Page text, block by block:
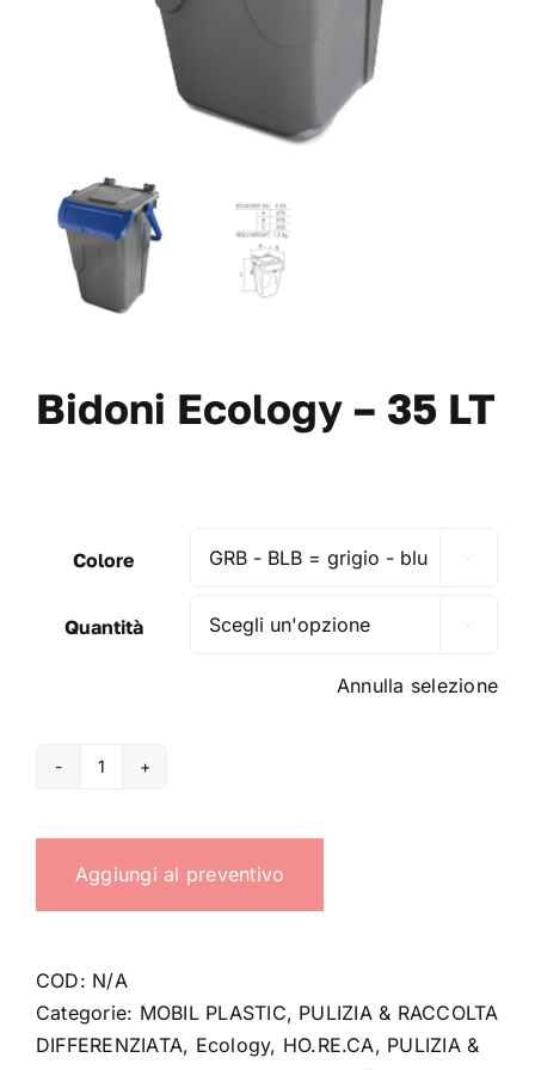
VAI AL PREVENTIVO
Bidoni Ecology – 35 LT
Colore
Quantità
Annulla selezione
Bidoni
-
35
LT
Aggiungi al preventivo
COD: N/A
Categorie: MOBIL PLASTIC, PULIZIA & RACCOLTA
DIFFERENZIATA, Ecology, HO.RE.CA, PULIZIA &